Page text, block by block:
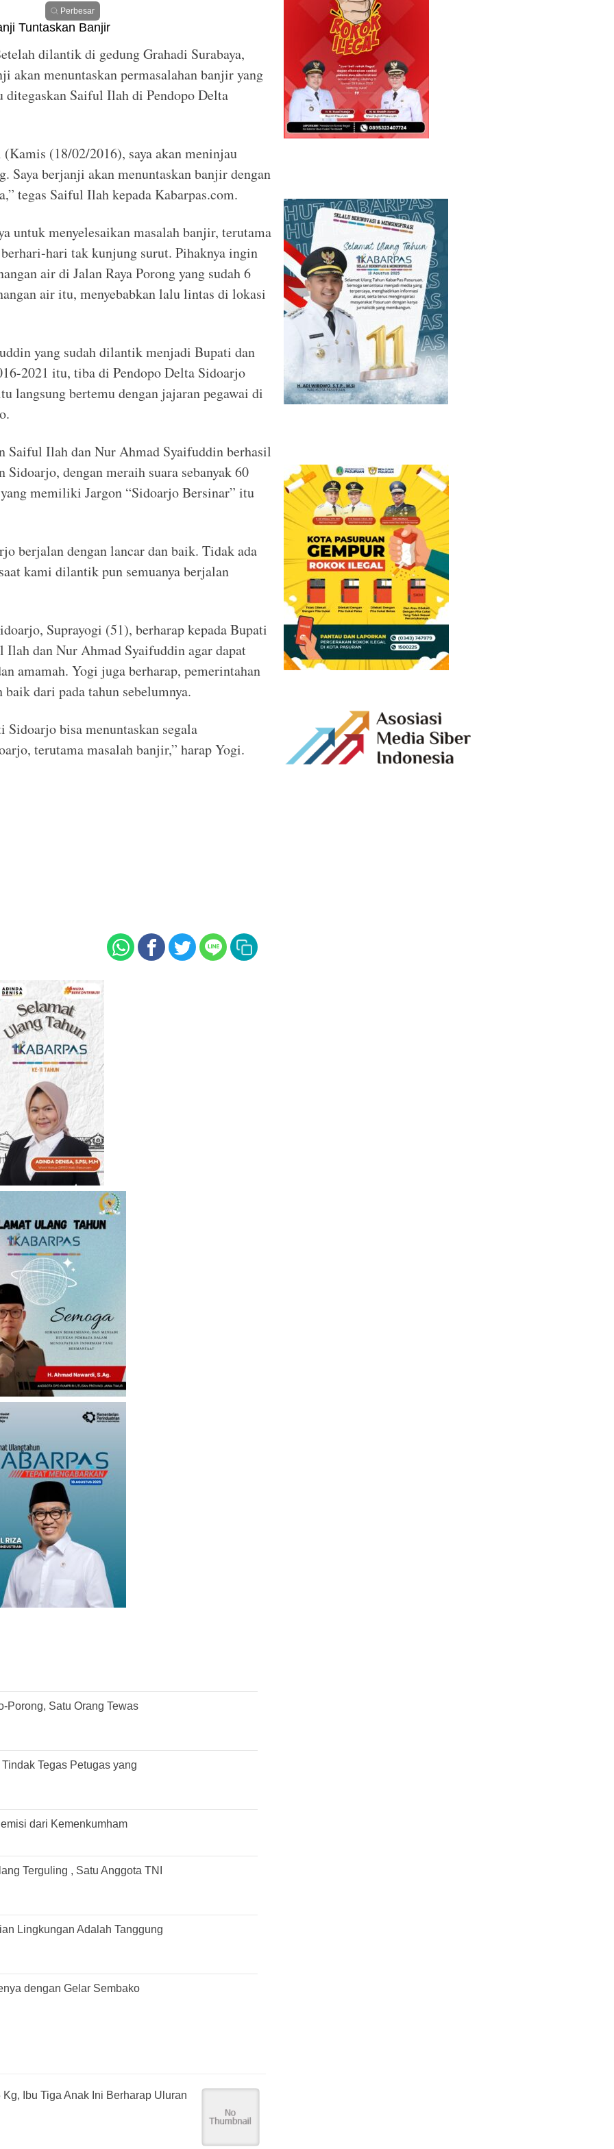
Perbesar
dilantik di gedung Grahadi Surabaya,
menuntaskan permasalahan banjir yang
Saiful Ilah di Pendopo Delta
(18/02/2016), saya akan meninjau
Saya berjanji akan menuntaskan banjir dengan
tegas Saiful Ilah kepada Kabarpas.com.
untuk menyelesaikan masalah banjir, terutama
hari tak kunjung surut. Pihaknya ingin
air di Jalan Raya Porong yang sudah 6
air itu, menyebabkan lalu lintas di lokasi
yang sudah dilantik menjadi Bupati dan
2021 itu, tiba di Pendopo Delta Sidoarjo
langsung bertemu dengan jajaran pegawai di
Saiful Ilah dan Nur Ahmad Syaifuddin berhasil
dengan meraih suara sebanyak 60
memiliki Jargon “Sidoarjo Bersinar” itu
berjalan dengan lancar dan baik. Tidak ada
kami dilantik pun semuanya berjalan
Suprayogi (51), berharap kepada Bupati
dan Nur Ahmad Syaifuddin agar dapat
amamah. Yogi juga berharap, pemerintahan
dari pada tahun sebelumnya.
bisa menuntaskan segala
terutama masalah banjir,” harap Yogi.
Porong, Satu Orang Tewas
Tegas Petugas yang
dari Kemenkumham
Terguling , Satu Anggota TNI
Lingkungan Adalah Tanggung
dengan Gelar Sembako
Ibu Tiga Anak Ini Berharap Uluran